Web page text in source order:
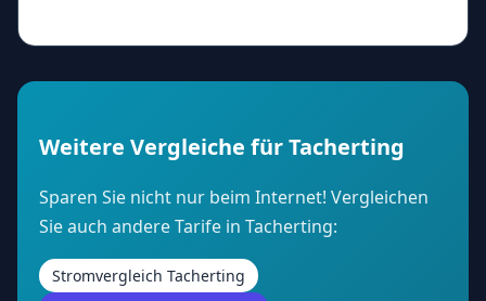
Weitere Vergleiche für Tacherting
Sparen Sie nicht nur beim Internet! Vergleichen
Sie auch andere Tarife in Tacherting:
Stromvergleich Tacherting